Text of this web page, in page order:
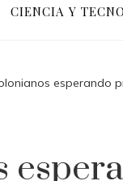
CIENCIA Y
esperando